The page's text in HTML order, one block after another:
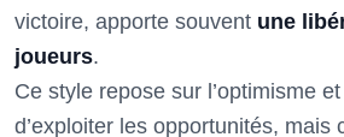
victoire, apporte souvent une
joueurs.
Ce style repose sur l’optimisme
d’exploiter les opportunités, mais